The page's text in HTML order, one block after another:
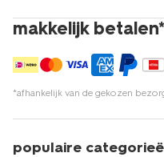
makkelijk betalen*
*afhankelijk van de gekozen
populaire